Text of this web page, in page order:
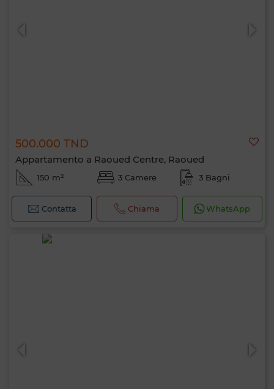
500.000 TND
Appartamento a Raoued Centre, Raoued
150 m² 3 Camere 3 Bagni
Contatta Chiama WhatsApp